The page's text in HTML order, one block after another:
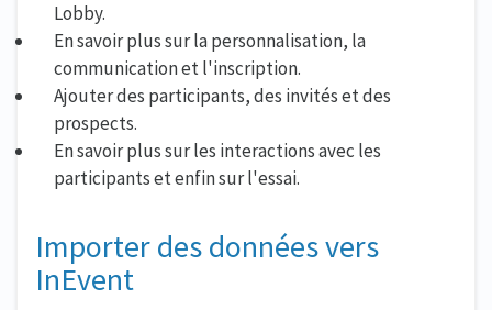
Lobby.
En savoir plus sur la personnalisation, la
communication et l'inscription.
Ajouter des participants, des invités et des
prospects.
En savoir plus sur les interactions avec les
participants et enfin sur l'essai.
Importer des données vers
InEvent